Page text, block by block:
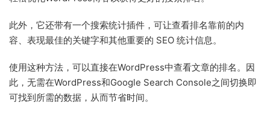
此外，它还带有一个搜索统计插件，可让查看排名靠前的内
容、表现最佳的关键字和其他重要的 SEO 统计信息。
使用这种方法，可以直接在WordPress中查看文章的排名。因
此，无需在WordPress和Google Search Console之间切换即
可找到所需的数据，从而节省时间。